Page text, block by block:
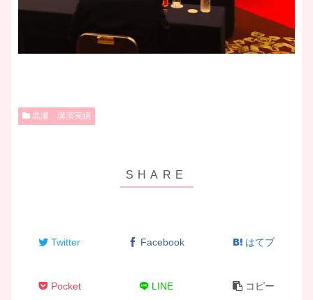
黒瀬 講演実績
Twitter Facebook はてブ
Pocket LINE コピー